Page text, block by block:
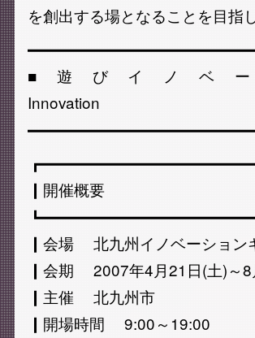
を創出する場となることを目指
■遊びイノベ
┃開催概
┃会場 北九州イノベーション
┃会期 2007年4月21日(土)～8
┃主催 北九州市
┃開場時間 9:00～19:00